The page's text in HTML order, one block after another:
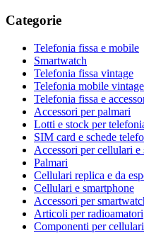
Categorie
Telefonia fissa e mobile
Smartwatch
Telefonia fissa vintage
Telefonia mobile vintage
Telefonia fissa e
Accessori per palmari
Lotti e stock per
SIM card e schede
Accessori per cellulari e
Palmari
Cellulari replica e da
Cellulari e smartphone
Accessori per
Articoli per radioamatori
Componenti per cellulari